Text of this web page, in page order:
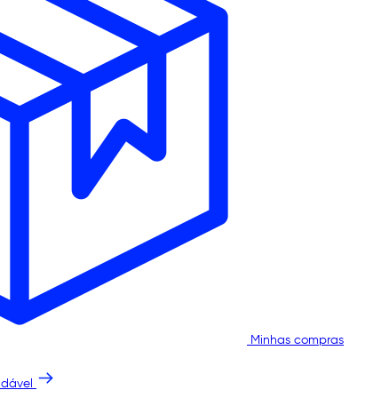
Minhas compras